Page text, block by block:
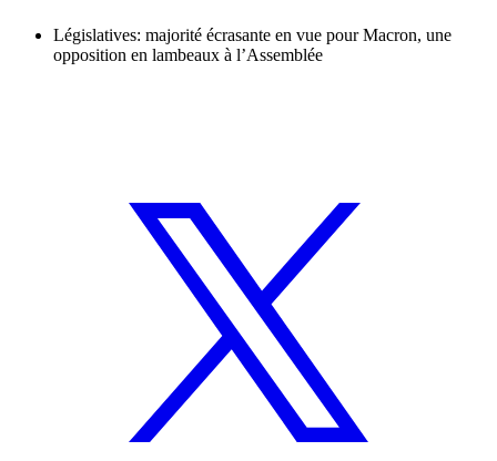
Législatives: majorité écrasante en vue pour Macron, une
opposition en lambeaux à l’Assemblée